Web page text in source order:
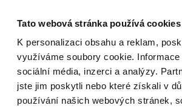
Tato webová stránka používá cookies
K personalizaci obsahu a reklam,
využíváme soubory cookie.
sociální média, inzerci a analýzy.
jste jim poskytli nebo které získali v
používání našich webových stránek,